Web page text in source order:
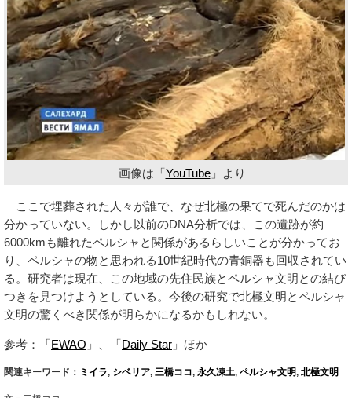
画像は「YouTube」より
ここで埋葬された人々が誰で、なぜ北極の果てで死んだのかは
分かっていない。しかし以前のDNA分析では、この遺跡が約
6000kmも離れたペルシャと関係があるらしいことが分かってお
り、ペルシャの物と思われる10世紀時代の青銅器も回収されてい
る。研究者は現在、この地域の先住民族とペルシャ文明との結び
つきを見つけようとしている。今後の研究で北極文明とペルシャ
文明の驚くべき関係が明らかになるかもしれない。
参考：「EWAO 」、「Daily Star 」ほか
関連キーワード： ミイラ, シベリア, 三橋ココ, 永久凍土, ペルシャ文明, 北極文明